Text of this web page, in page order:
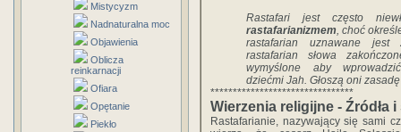
Mistycyzm
Nadnaturalna moc
Objawienia
Oblicza
reinkarnacji
Ofiara
Opętanie
Piekło
Rastafari jest często
rastafarianizmem, choć
rastafarian uznawane
rastafarian słowa
wymyślone aby
dziećmi Jah. Głoszą oni
********************************
Wierzenia religijne - Źródła
Rastafarianie, nazywający się sami